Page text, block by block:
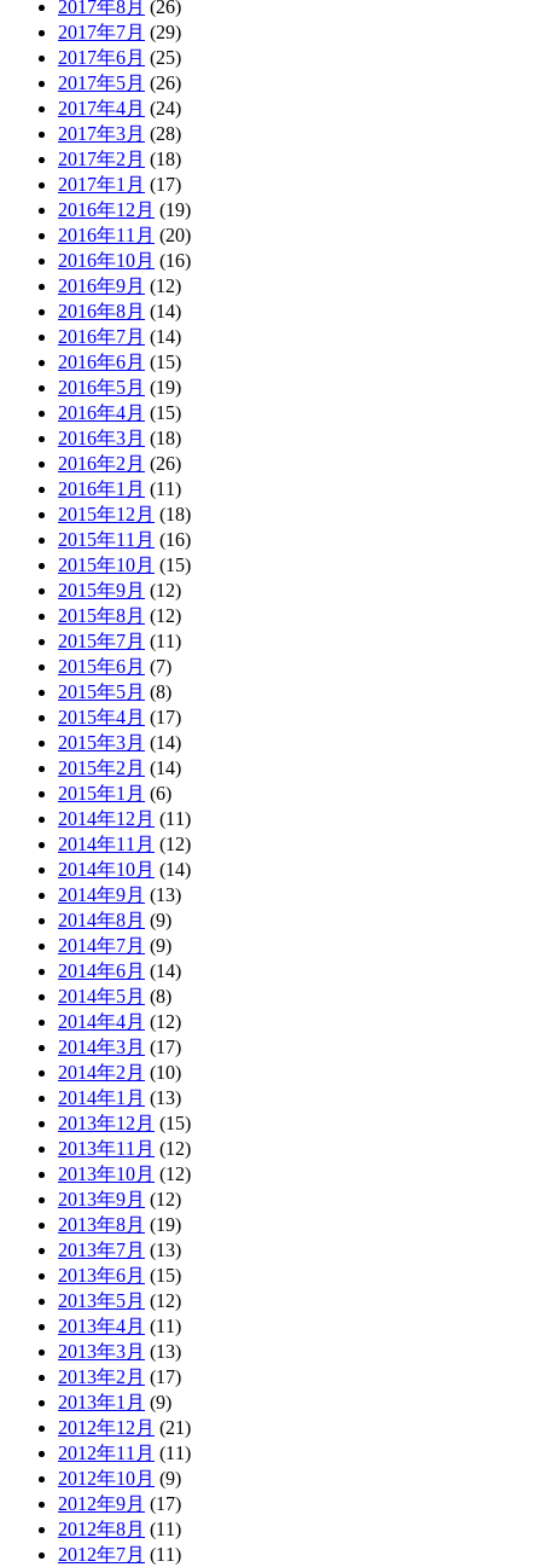
2017年8月 (26)
2017年7月 (29)
2017年6月 (25)
2017年5月 (26)
2017年4月 (24)
2017年3月 (28)
2017年2月 (18)
2017年1月 (17)
2016年12月 (19)
2016年11月 (20)
2016年10月 (16)
2016年9月 (12)
2016年8月 (14)
2016年7月 (14)
2016年6月 (15)
2016年5月 (19)
2016年4月 (15)
2016年3月 (18)
2016年2月 (26)
2016年1月 (11)
2015年12月 (18)
2015年11月 (16)
2015年10月 (15)
2015年9月 (12)
2015年8月 (12)
2015年7月 (11)
2015年6月 (7)
2015年5月 (8)
2015年4月 (17)
2015年3月 (14)
2015年2月 (14)
2015年1月 (6)
2014年12月 (11)
2014年11月 (12)
2014年10月 (14)
2014年9月 (13)
2014年8月 (9)
2014年7月 (9)
2014年6月 (14)
2014年5月 (8)
2014年4月 (12)
2014年3月 (17)
2014年2月 (10)
2014年1月 (13)
2013年12月 (15)
2013年11月 (12)
2013年10月 (12)
2013年9月 (12)
2013年8月 (19)
2013年7月 (13)
2013年6月 (15)
2013年5月 (12)
2013年4月 (11)
2013年3月 (13)
2013年2月 (17)
2013年1月 (9)
2012年12月 (21)
2012年11月 (11)
2012年10月 (9)
2012年9月 (17)
2012年8月 (11)
2012年7月 (11)